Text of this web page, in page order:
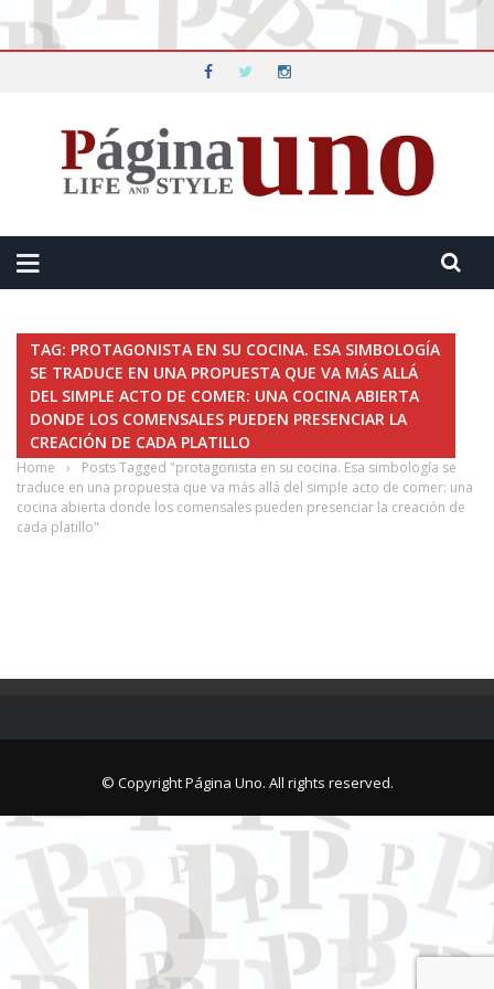
TAG: PROTAGONISTA EN SU COCINA. ESA SIMBOLOGÍA
SE TRADUCE EN UNA PROPUESTA QUE VA MÁS ALLÁ
DEL SIMPLE ACTO DE COMER: UNA COCINA ABIERTA
DONDE LOS COMENSALES PUEDEN PRESENCIAR LA
CREACIÓN DE CADA PLATILLO
Home ›
Posts Tagged "protagonista en su cocina. Esa simbología se
traduce en una propuesta que va más allá del simple acto de comer: una
cocina abierta donde los comensales pueden presenciar la creación de
cada platillo"
© Copyright Página Uno. All rights reserved.